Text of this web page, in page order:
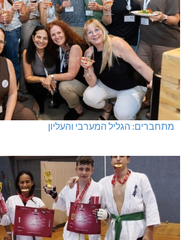
מתחברים: הגליל המערבי והעליון